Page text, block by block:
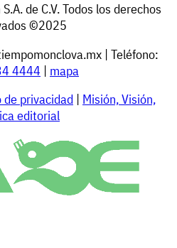
de C.V. Todos los derechos
©2025
| Teléfono:
4444 | mapa
de privacidad | Misión, Visión,
editorial